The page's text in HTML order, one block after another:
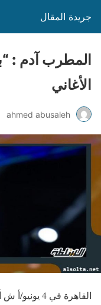
جريدة المقال
المطرب آدم :
الأغاني
ahmed abusaleh
القاهرة في